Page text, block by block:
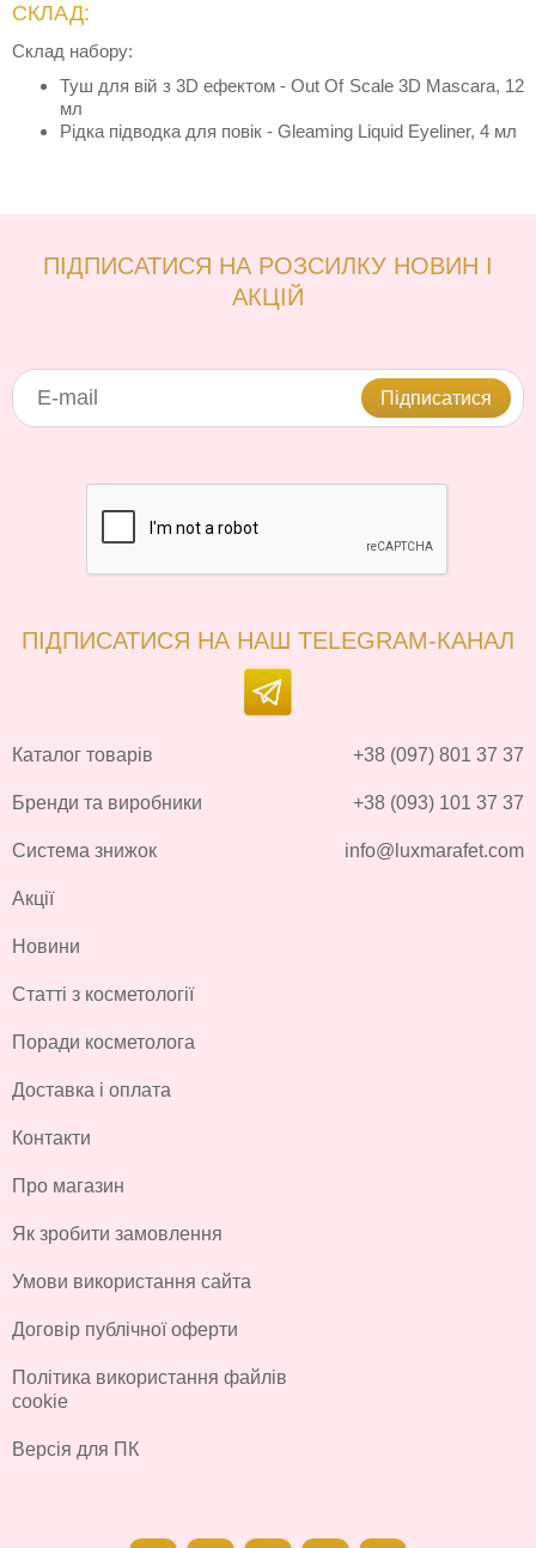
СКЛАД:
Склад набору:
Туш для вій з 3D ефектом - Out Of Scale 3D Mascara, 12
мл
Рідка підводка для повік - Gleaming Liquid Eyeliner, 4 мл
ПІДПИСАТИСЯ НА РОЗСИЛКУ НОВИН І
АКЦІЙ
Підписатися
ПІДПИСАТИСЯ НА НАШ TELEGRAM-КАНАЛ
Каталог товарів
Бренди та виробники
Система знижок
Акції
Новини
Статті з косметології
Поради косметолога
Доставка і оплата
Контакти
Про магазин
Як зробити замовлення
Умови використання сайта
Договір публічної оферти
Політика використання файлів
cookie
Версія для ПК
+38 (097) 801 37 37
+38 (093) 101 37 37
info@luxmarafet.com